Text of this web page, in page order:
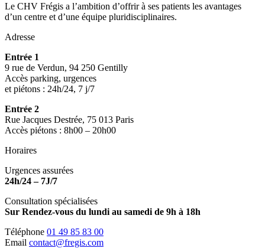
Le CHV Frégis a l’ambition d’offrir à ses patients les avantages
d’un centre et d’une équipe pluridisciplinaires.
Adresse
Entrée 1
9 rue de Verdun, 94 250 Gentilly
Accès parking, urgences
et piétons : 24h/24, 7 j/7
Entrée 2
Rue Jacques Destrée, 75 013 Paris
Accès piétons : 8h00 – 20h00
Horaires
Urgences assurées
24h/24 – 7J/7
Consultation spécialisées
Sur Rendez-vous du lundi au samedi de 9h à 18h
Téléphone 01 49 85 83 00
Email contact@fregis.com